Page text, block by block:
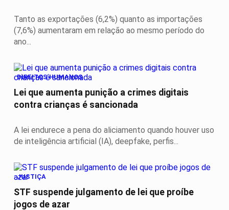
Tanto as exportações (6,2%) quanto as importações
(7,6%) aumentaram em relação ao mesmo período do
ano...
DIREITOS HUMANOS
Lei que aumenta punição a crimes digitais
contra crianças é sancionada
A lei endurece a pena do aliciamento quando houver uso
de inteligência artificial (IA), deepfake, perfis...
JUSTIÇA
STF suspende julgamento de lei que proíbe
jogos de azar